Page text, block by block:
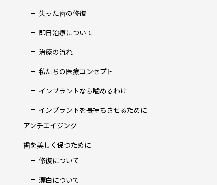
失った歯の修復
即日治療について
治療の流れ
私たちの医療コンセプト
インプラントなら噛めるわけ
インプラントを長持ちさせるために
アンチエイジング
歯を美しく保つために
修復について
漂白について